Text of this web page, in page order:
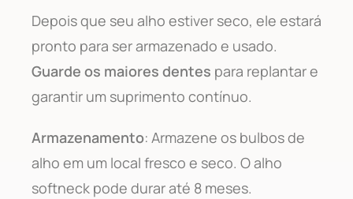
Depois que seu alho estiver seco, ele estará
pronto para ser armazenado e usado.
Guarde os maiores dentes para replantar e
garantir um suprimento contínuo.
Armazenamento: Armazene os bulbos de
alho em um local fresco e seco. O alho
softneck pode durar até 8 meses.